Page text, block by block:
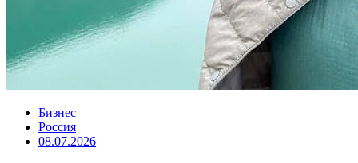
Бизнес
Россия
08.07.2026